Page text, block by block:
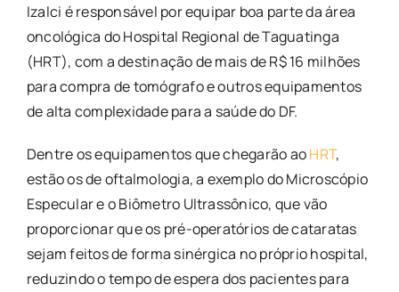
Izalci é responsável por equipar boa parte da área
oncológica do Hospital Regional de Taguatinga
(HRT), com a destinação de mais de R$ 16 milhões
para compra de tomógrafo e outros equipamentos
de alta complexidade para a saúde do DF.
Dentre os equipamentos que chegarão aoHRT,
estão os de oftalmologia, a exemplo do Microscópio
Especular e o Biômetro Ultrassônico, que vão
proporcionar que os pré-operatórios de cataratas
sejam feitos de forma sinérgica no próprio hospital,
reduzindo o tempo de espera dos pacientes para